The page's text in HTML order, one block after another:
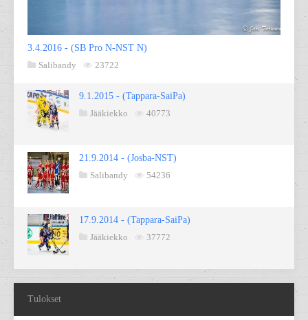
3.4.2016 - (SB Pro N-NST N)
Salibandy
23722
9.1.2015 - (Tappara-SaiPa)
Jääkiekko
40773
21.9.2014 - (Josba-NST)
Salibandy
54236
17.9.2014 - (Tappara-SaiPa)
Jääkiekko
37772
Tulokset